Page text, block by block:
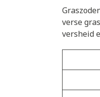
verse
versheid